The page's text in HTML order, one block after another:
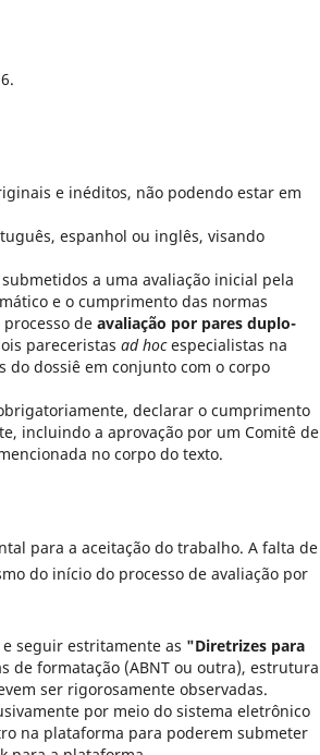
e inéditos, não podendo estar em
espanhol ou inglês, visando
a uma avaliação inicial pela
e o cumprimento das normas
de avaliação por pares duplo-
pareceristas ad hocespecialistas na
do dossiê em conjunto com o corpo
declarar o cumprimento
incluindo a aprovação por um Comitê de
no corpo do texto.
para a aceitação do trabalho. A falta de
do início do processo de avaliação por
seguir estritamente as "Diretrizes para
de formatação (ABNT ou outra), estrutura
ser rigorosamente observadas.
por meio do sistema eletrônico
na plataforma para poderem submeter